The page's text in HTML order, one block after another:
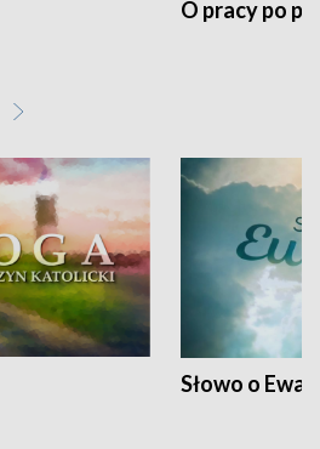
O pracy po
Słowo o